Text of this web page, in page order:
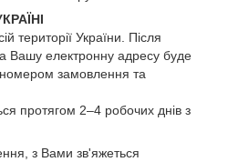
території України. Після
електронну адресу буде
номером замовлення та
протягом 2–4 робочих днів з
з Вами зв'яжеться